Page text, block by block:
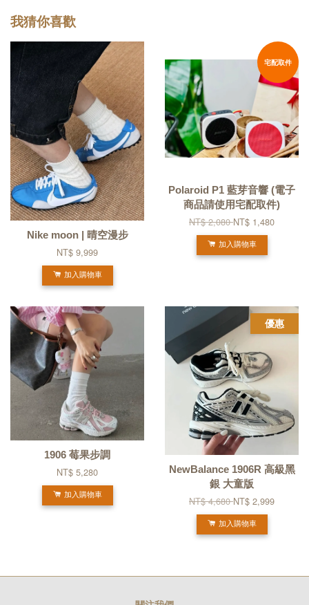
我猜你喜歡
Nike moon | 晴空漫步
NT$ 9,999
加入購物車
宅配取件
Polaroid P1 藍芽音響 (電子
商品請使用宅配取件)
NT$ 2,080NT$ 1,480
加入購物車
1906 莓果步調
NT$ 5,280
加入購物車
優惠
NewBalance 1906R 高級黑
銀 大童版
NT$ 4,680NT$ 2,999
加入購物車